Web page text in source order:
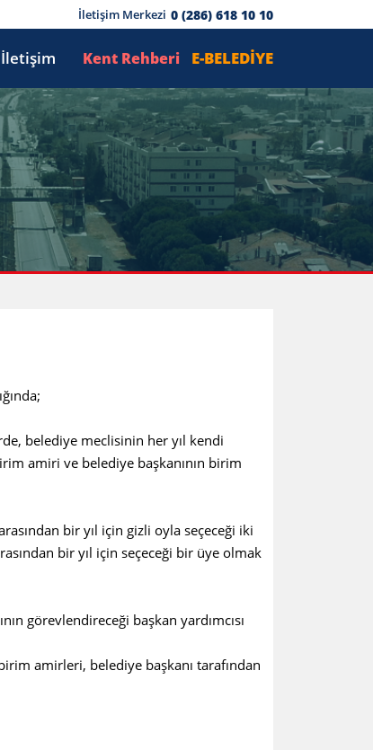
İletişim Merkezi 0 (286) 618 10 10
İletişim Kent Rehberi E-BELEDİYE
belediye meclisinin her yıl kendi
amiri ve belediye başkanının birim
bir yıl için gizli oyla seçeceği iki
bir yıl için seçeceği bir üye olmak
görevlendireceği başkan yardımcısı
amirleri, belediye başkanı tarafından